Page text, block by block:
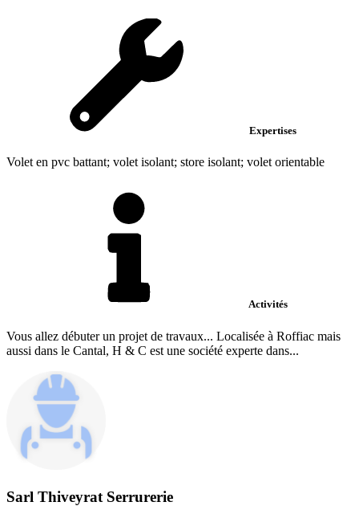
Expertises
Volet en pvc battant; volet isolant; store isolant; volet orientable
Activités
Vous allez débuter un projet de travaux... Localisée à Roffiac mais
aussi dans le Cantal, H & C est une société experte dans...
Sarl Thiveyrat Serrurerie